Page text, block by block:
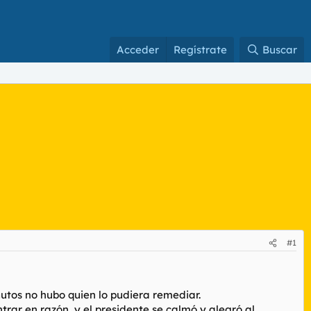
Acceder Regístrate Buscar
#1
no hubo quien lo pudiera remediar.